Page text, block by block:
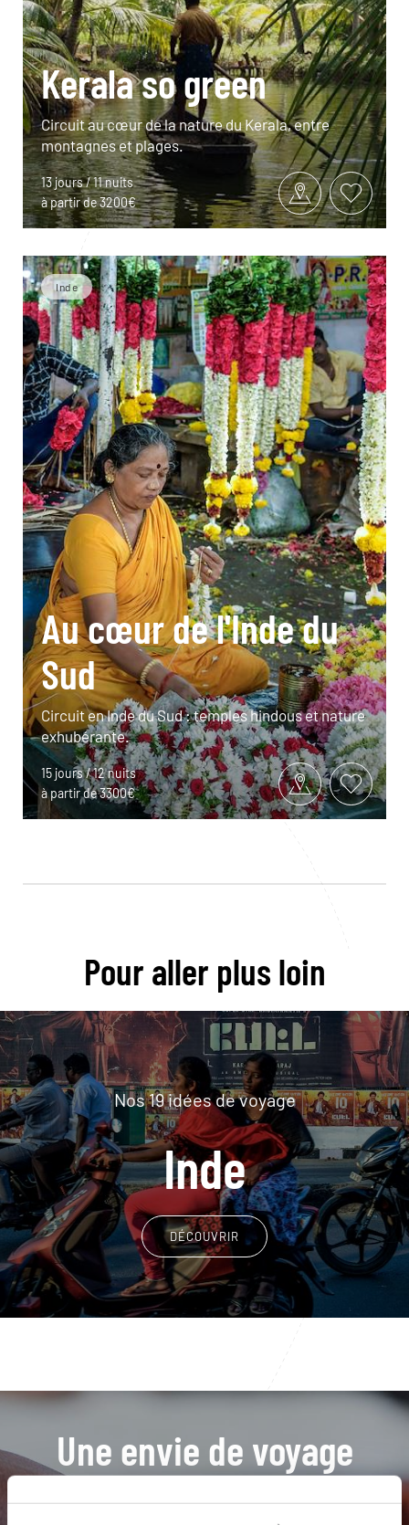
Kerala so green
Circuit au cœur de la nature du Kerala, entre
montagnes et plages.
13 jours / 11 nuits
à partir de 3200€
Inde
Au cœur de l'Inde du
Sud
Circuit en Inde du Sud : temples hindous et nature
exhubérante.
15 jours / 12 nuits
à partir de 3300€
Pour aller plus loin
Nos 19 idées de voyage
Inde
DÉCOUVRIR
Une envie de voyage
particulière ?